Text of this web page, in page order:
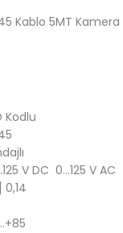
Kablo 5MT
Kodlu
V DC 0…125 V AC